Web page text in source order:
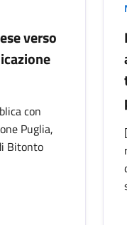
verso
con
Puglia,
Bitonto